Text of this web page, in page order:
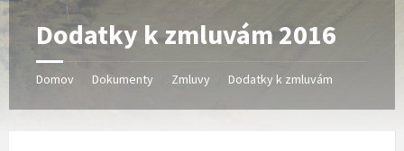
Dodatky k zmluvám 2016
Domov Dokumenty Zmluvy Dodatky k zmluvám